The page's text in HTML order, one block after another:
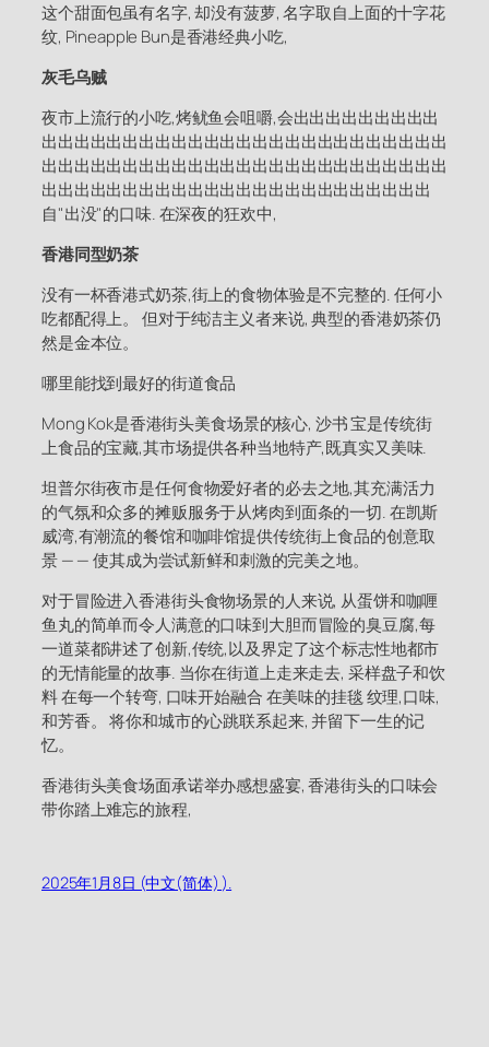
这个甜面包虽有名字, 却没有菠萝, 名字取自上面的十字花
纹, Pineapple Bun是香港经典小吃,
灰毛乌贼
夜市上流行的小吃,烤鱿鱼会咀嚼,会出出出出出出出出出
出出出出出出出出出出出出出出出出出出出出出出出出出
出出出出出出出出出出出出出出出出出出出出出出出出出
出出出出出出出出出出出出出出出出出出出出出出出出
自"出没"的口味. 在深夜的狂欢中,
香港同型奶茶
没有一杯香港式奶茶,街上的食物体验是不完整的. 任何小
吃都配得上。 但对于纯洁主义者来说, 典型的香港奶茶仍
然是金本位。
哪里能找到最好的街道食品
Mong Kok是香港街头美食场景的核心, 沙书 宝是传统街
上食品的宝藏,其市场提供各种当地特产,既真实又美味.
坦普尔街夜市是任何食物爱好者的必去之地,其充满活力
的气氛和众多的摊贩服务于从烤肉到面条的一切. 在凯斯
威湾,有潮流的餐馆和咖啡馆提供传统街上食品的创意取
景 — — 使其成为尝试新鲜和刺激的完美之地。
对于冒险进入香港街头食物场景的人来说, 从蛋饼和咖喱
鱼丸的简单而令人满意的口味到大胆而冒险的臭豆腐,每
一道菜都讲述了创新,传统,以及界定了这个标志性地都市
的无情能量的故事. 当你在街道上走来走去, 采样盘子和饮
料 在每一个转弯, 口味开始融合 在美味的挂毯 纹理,口味,
和芳香。 将你和城市的心跳联系起来, 并留下一生的记
忆。
香港街头美食场面承诺举办感想盛宴, 香港街头的口味会
带你踏上难忘的旅程,
2025年1月8日 (中文(简体) ).